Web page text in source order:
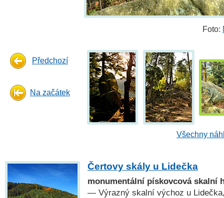
Foto:
Předchozí
Na začátek
Všechny
Čertovy skály u Lidečka
monumentální pískovcová skalní
— Výrazný skalní výchoz u